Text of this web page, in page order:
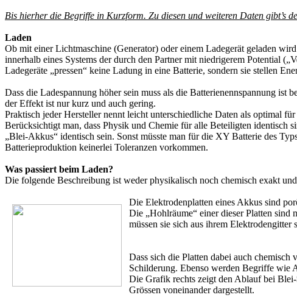
Bis hierher die Begriffe in Kurzform. Zu diesen und weiteren Daten gibt’s
Laden
Ob mit einer Lichtmaschine (Generator) oder einem Ladegerät geladen
innerhalb eines Systems der durch den Partner mit niedrigerem Potential
Ladegeräte „pressen“ keine Ladung in eine Batterie, sondern sie stellen
Dass die Ladespannung höher sein muss als die Batterienennspannung
der Effekt ist nur kurz und auch gering.
Praktisch jeder Hersteller nennt leicht unterschiedliche Daten als optimal
Berücksichtigt man, dass Physik und Chemie für alle Beteiligten identisch
„Blei-Akkus“ identisch sein. Sonst müsste man für die XY Batterie des
Batterieproduktion keinerlei Toleranzen vorkommen.
Was passiert beim Laden?
Die folgende Beschreibung ist weder physikalisch noch chemisch exakt
Die Elektrodenplatten eines Akkus sind
Die „Hohlräume“ einer dieser Platten sind
müssen sie sich aus ihrem Elektrodengitter
Dass sich die Platten dabei auch
Schilderung. Ebenso werden Begriffe wie
Die Grafik rechts zeigt den Ablauf bei
Grössen voneinander dargestellt.